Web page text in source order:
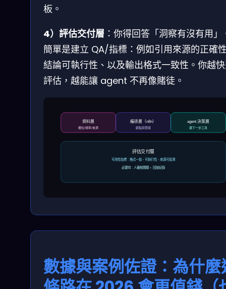
板。
4）評估交付層 ：你得回答「洞察有沒有用」
簡單是建立 QA/指標：例如引用來源的正確
結論可執行性、以及輸出格式一致性。你越
評估，越能讓 agent 不再像賭徒。
資料層
欄位/頻率/來源
編排層（n8n）
節點與管道
agent 決策層
選下一步工具
評估交付層
可用性指標：格式一致、可執行性、來源可追溯
必要時：人審核開關 + 回放紀錄
數據與案例佐證：為什麼